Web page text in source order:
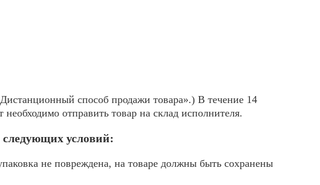
способ продажи товара».) В течение 14
отправить товар на склад исполнителя.
следующих условий:
не повреждена, на товаре должны быть сохранены